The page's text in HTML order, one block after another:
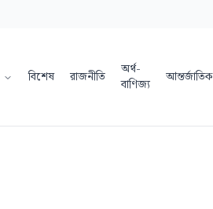
বিশেষ রাজনীতি
অর্থ-
বাণিজ্য
আন্তর্জাতিক